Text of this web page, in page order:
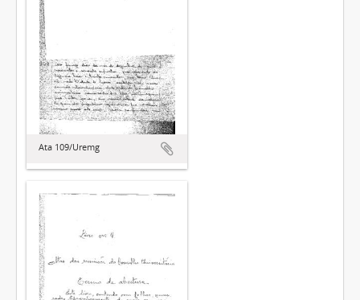
Ata 109/Uremg